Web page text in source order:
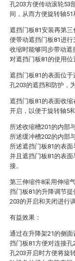
孔203方便传动滚轮53
间，从而方便旋转轴51
遮挡门板81安装再第
便带动遮挡门板81进
收缩时能够同步带动遮
对遮挡门板81的使用位
遮挡门板81的表面位
孔203的遮挡和防护，
遮挡门板81的表面收
开启，以便于旋转轴5
所述收缩槽201的内部
所述缓冲槽202的内部
所述遮挡门板81的表面
并且遮挡门板81的表
接。
第三伸缩件8采用伸缩
挡门板81的升降调节
203的开启和关闭进行调
有益效果：
通过在升降架21的侧
挡门板81方便对连接
孔203开启时方便将旋